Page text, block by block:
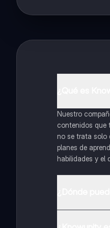
Nuestro
contenidos que
no se trata solo
planes de
habilidades y el